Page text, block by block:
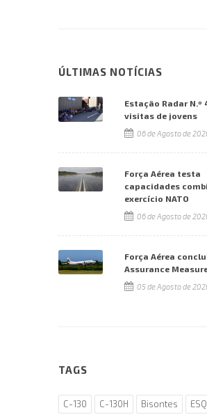
ÚLTIMAS NOTÍCIAS
Estação Radar N.º
visitas de jovens
06 de Agosto de
Força Aérea testa
capacidades
exercício NATO
06 de Agosto de
Força Aérea
Assurance
05 de Agosto de
TAGS
C-130 C-130H Bisontes